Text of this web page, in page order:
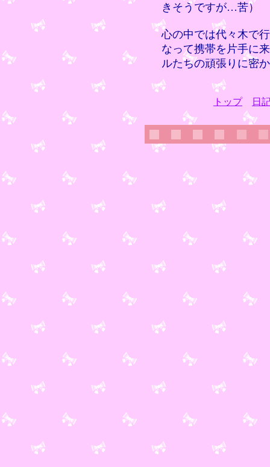
きそうですが…苦）
心の中では代々木で
なって携帯を片手に
ルたちの頑張りに密
トップ 日